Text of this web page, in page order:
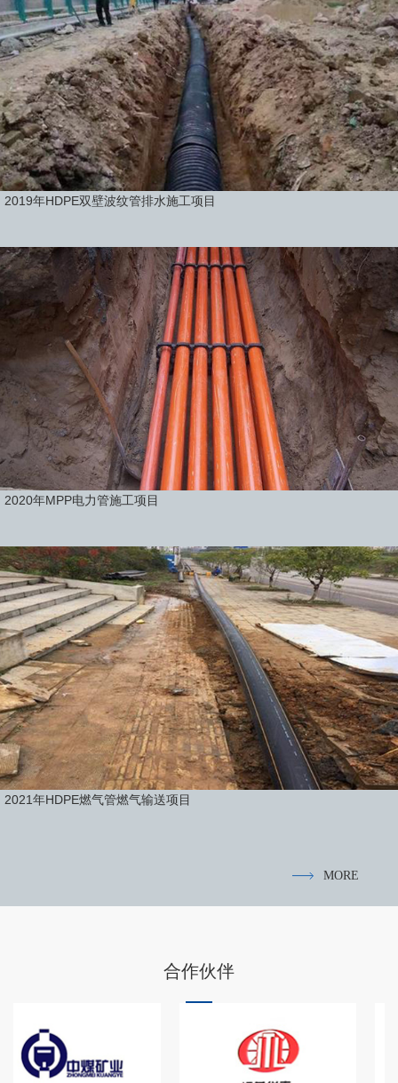
2019年HDPE双壁波纹管排水施工项目
2020年MPP电力管施工项目
2021年HDPE燃气管燃气输送项目
MORE
合作伙伴